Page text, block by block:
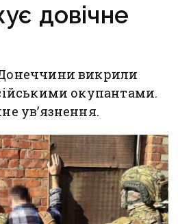
довічне
викрили
окупантами.
ув’язнення.